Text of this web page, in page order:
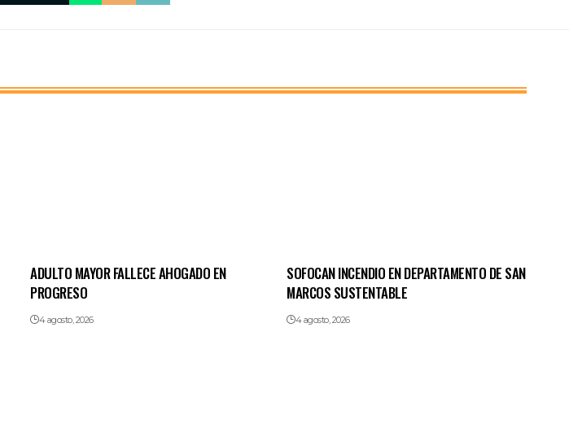
ADULTO MAYOR FALLECE AHOGADO EN
PROGRESO
4 agosto, 2026
SOFOCAN INCENDIO EN DEPARTAMENTO DE SAN
MARCOS SUSTENTABLE
4 agosto, 2026